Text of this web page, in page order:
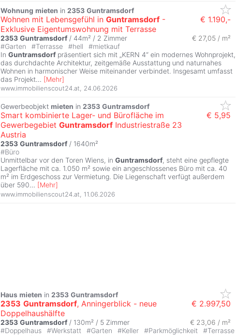
Wohnung mieten in 2353 Guntramsdorf
Wohnen mit Lebensgefühl in Guntramsdorf -
Exklusive Eigentumswohnung mit Terrasse
€ 1.190,-
2353 Guntramsdorf / 44m² / 2 Zimmer
€ 27,05 / m²
#Garten #Terrasse #hell #mietkauf
In Guntramsdorf präsentiert sich mit „KERN 4“ ein modernes Wohnprojekt,
das durchdachte Architektur, zeitgemäße Ausstattung und naturnahes
Wohnen in harmonischer Weise miteinander verbindet. Insgesamt umfasst
das Projekt... [Mehr]
www.immobilienscout24.at, 24.06.2026
Gewerbeobjekt mieten in 2353 Guntramsdorf
Smart kombinierte Lager- und Bürofläche im
Gewerbegebiet Guntramsdorf Industriestraße 23
Austria
€ 5,95
2353 Guntramsdorf / 1640m²
#Büro
Unmittelbar vor den Toren Wiens, in Guntramsdorf, steht eine gepflegte
Lagerfläche mit ca. 1.050 m² sowie ein angeschlossenes Büro mit ca. 40
m² im Erdgeschoss zur Vermietung. Die Liegenschaft verfügt außerdem
über 590... [Mehr]
www.immobilienscout24.at 11.06.2026
Haus mieten in 2353 Guntramsdorf
2353 Guntramsdorf, Anningerblick - neue
Doppelhaushälfte
€ 2.997,50
2353 Guntramsdorf / 130m² / 5 Zimmer
€ 23,06 / m²
#Doppelhaus #Werkstatt #Garten #Keller #Parkmöglichkeit #Terrasse